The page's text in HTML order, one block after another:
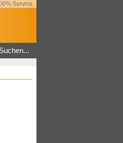
Service
Suchen...